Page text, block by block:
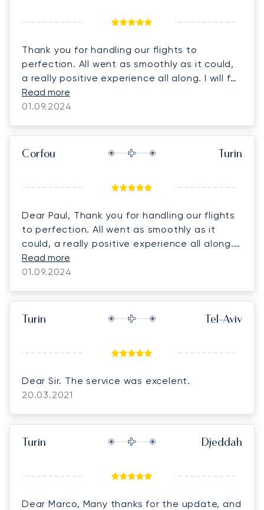
Thank you for handling our flights to
perfection. All went as smoothly as it could,
a really positive experience all along. I will for
sure call you for my future flights when
needed.
Read more
01.09.2024
Corfou Turin
Dear Paul, Thank you for handling our flights
to perfection. All went as smoothly as it
could, a really positive experience all along. I
will for sure call you for my future flights
when needed.
Read more
01.09.2024
Turin Tel-Aviv
Dear Sir. The service was excelent.
20.03.2021
Turin Djeddah
Dear Marco, Many thanks for the update, and